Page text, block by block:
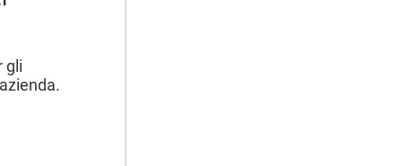
gli